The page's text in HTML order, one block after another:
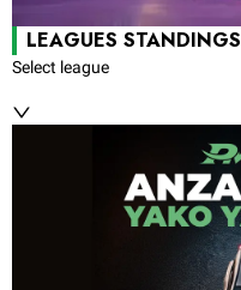
LEAGUES STANDINGS
Select league